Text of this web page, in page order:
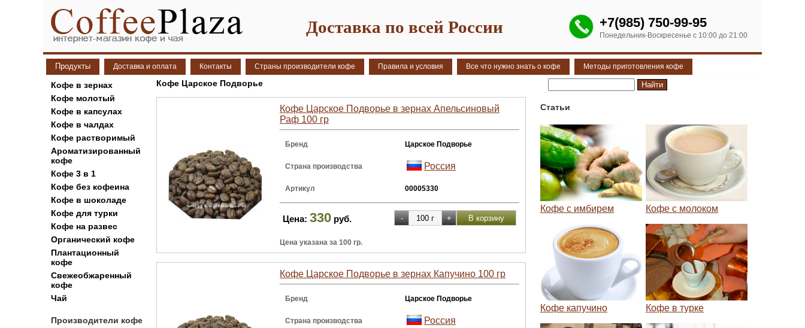
Доставка по всей России +7(985) 750-99-95
Понедельник-Воскресенье с 10:00 до 21:00
Продукты Доставка и оплата Контакты Страны производители кофе Правила и условия Все что нужно знать о кофе Методы приготовления кофе
Кофе в зернах
Кофе молотый
Кофе в капсулах
Кофе в чалдах
Кофе растворимый
Ароматизированный
кофе
Кофе 3 в 1
Кофе без кофеина
Кофе в шоколаде
Кофе для турки
Кофе на развес
Органический кофе
Плантационный
кофе
Свежеобжаренный
кофе
Чай
Производители кофе
Кофе Царское Подворье
Кофе Царское Подворье в зернах Апельсиновый
Раф 100 гр
Бренд Царское Подворье
Страна производства Россия
Артикул 00005330
Цена: 330 руб.
Цена указана за 100 гр.
Кофе Царское Подворье в зернах Капучино 100 гр
Бренд Царское Подворье
Страна производства Россия
Статьи
Кофе с имбирем Кофе с молоком
Кофе капучино Кофе в турке